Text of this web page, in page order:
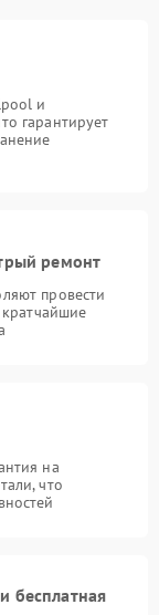
и
гарантирует
ремонт
провести
кратчайшие
на
что
бесплатная